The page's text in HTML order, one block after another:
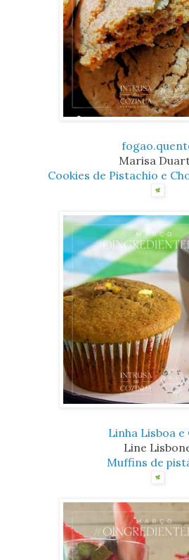
Marisa
Cookies de Pistachio e
Linha Lisboa e
Line
Muffins de